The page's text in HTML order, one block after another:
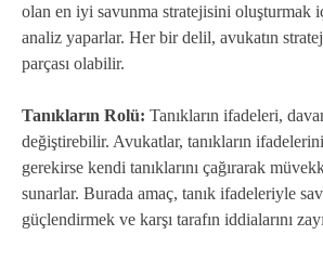
olan en iyi savunma stratejisini oluşturmak
analiz yaparlar. Her bir delil, avukatın
parçası olabilir.
Tanıkların Rolü: Tanıkların ifadeleri,
değiştirebilir. Avukatlar, tanıkların
gerekirse kendi tanıklarını çağırarak
sunarlar. Burada amaç, tanık ifadeleriyle
güçlendirmek ve karşı tarafın iddialarını